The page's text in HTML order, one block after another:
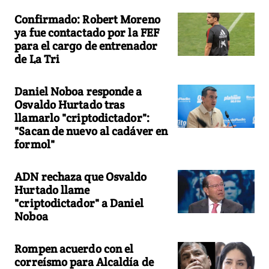
Confirmado: Robert Moreno
ya fue contactado por la FEF
para el cargo de entrenador
de La Tri
Daniel Noboa responde a
Osvaldo Hurtado tras
llamarlo "criptodictador":
"Sacan de nuevo al cadáver en
formol"
ADN rechaza que Osvaldo
Hurtado llame
"criptodictador" a Daniel
Noboa
Rompen acuerdo con el
correísmo para Alcaldía de